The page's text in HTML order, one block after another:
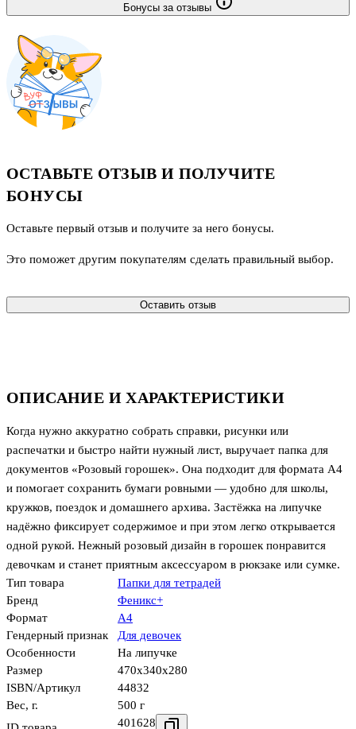
ОПИСАНИЕ И ХАРАКТЕРИСТИКИ
Когда нужно аккуратно собрать справки, рисунки или
распечатки и быстро найти нужный лист, выручает папка для
документов «Розовый горошек». Она подходит для формата А4
и помогает сохранить бумаги ровными — удобно для школы,
кружков, поездок и домашнего архива. Застёжка на липучке
надёжно фиксирует содержимое и при этом легко открывается
одной рукой. Нежный розовый дизайн в горошек понравится
девочкам и станет приятным аксессуаром в рюкзаке или сумке.
Тип товара
Папки для тетрадей
Бренд
Феникс+
Формат
А4
Гендерный признак
Для девочек
Особенности
На липучке
Размер
470x340x280
ISBN/Артикул
44832
Вес, г.
500 г
401628
Бонусы за отзывы
ОСТАВЬТЕ ОТЗЫВ И ПОЛУЧИТЕ
БОНУСЫ
Оставьте первый отзыв и получите за него бонусы.
Это поможет другим покупателям сделать правильный выбор.
Оставить отзыв